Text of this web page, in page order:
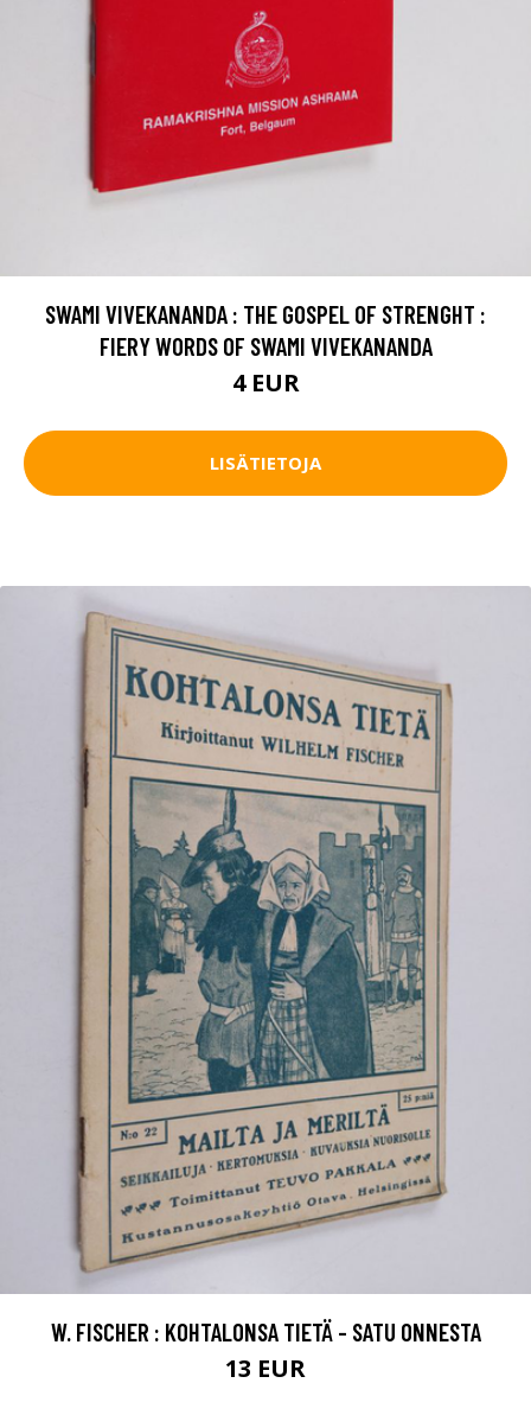
SWAMI VIVEKANANDA : THE GOSPEL OF STRENGHT :
FIERY WORDS OF SWAMI VIVEKANANDA
4 EUR
LISÄTIETOJA
W. FISCHER : KOHTALONSA TIETÄ - SATU ONNESTA
13 EUR